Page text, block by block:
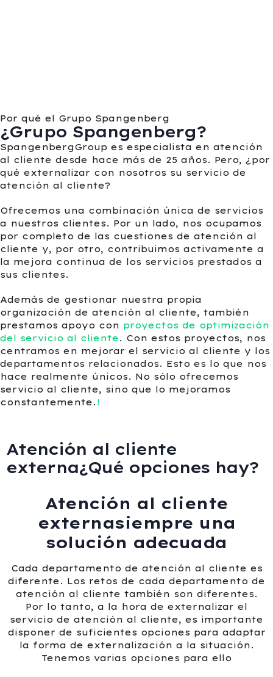
Por qué el Grupo Spangenberg
¿Grupo Spangenberg?
SpangenbergGroup es especialista en atención
al cliente desde hace más de 25 años. Pero, ¿por
qué externalizar con nosotros su servicio de
atención al cliente?
Ofrecemos una combinación única de servicios
a nuestros clientes. Por un lado, nos ocupamos
por completo de las cuestiones de atención al
cliente y, por otro, contribuimos activamente a
la mejora continua de los servicios prestados a
sus clientes.
Además de gestionar nuestra propia
organización de atención al cliente, también
prestamos apoyo con proyectos de optimización
del servicio al cliente. Con estos proyectos, nos
centramos en mejorar el servicio al cliente y los
departamentos relacionados. Esto es lo que nos
hace realmente únicos. No sólo ofrecemos
servicio al cliente, sino que lo mejoramos
constantemente. !
Atención al cliente
externa¿Qué opciones hay?
Atención al cliente
externasiempre una
solución adecuada
Cada departamento de atención al cliente es
diferente. Los retos de cada departamento de
atención al cliente también son diferentes.
Por lo tanto, a la hora de externalizar el
servicio de atención al cliente, es importante
disponer de suficientes opciones para adaptar
la forma de externalización a la situación.
Tenemos varias opciones para ello